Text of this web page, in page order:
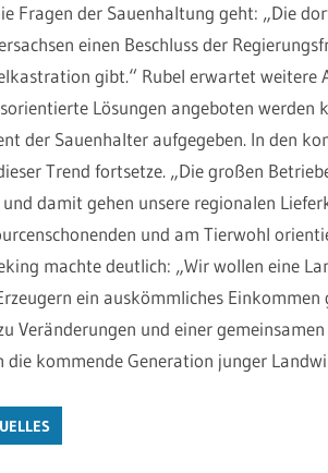
Fragen der Sauenhaltung geht: „Die
einen Beschluss der
gibt.“ Rubel erwartet weitere
Lösungen angeboten werden
der Sauenhalter aufgegeben. In den
Trend fortsetze. „Die großen
damit gehen unsere regionalen
und am Tierwohl
machte deutlich: „Wir wollen eine
ein auskömmliches
Veränderungen und einer
die kommende Generation junger